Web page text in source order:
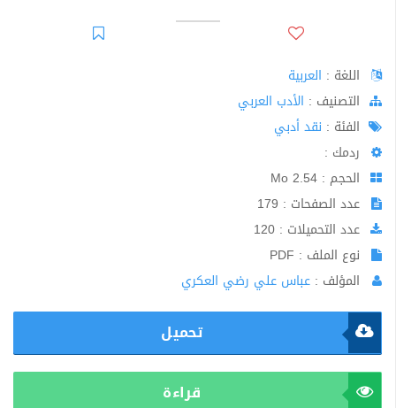
اللغة : العربية
اﻟﺘﺼﻨﻴﻒ : الأدب العربي
الفئة : نقد أدبي
ردمك :
الحجم : 2.54 Mo
عدد الصفحات : 179
عدد التحميلات : 120
نوع الملف : PDF
المؤلف : عباس علي رضي العكري
تحميل
قراءة